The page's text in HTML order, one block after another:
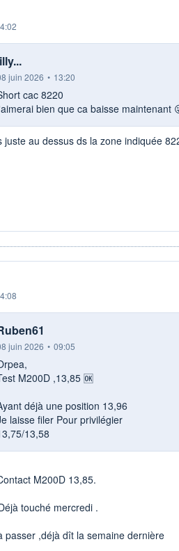
juin 2026 • 13:20
cac 8220
bien que ca baisse maintenant
juste au dessus ds la zone indiquée
juin 2026 • 09:05
M200D ,13,85 🆗
déjà une position 13,96
laisse filer Pour privilégier
13,58
M200D 13,85.
touché mercredi .
passer ,déjà dît la semaine dernière